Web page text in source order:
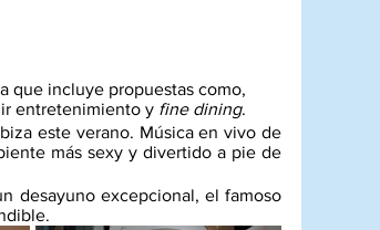
que incluye propuestas como,
entretenimiento y fine dining.
este verano. Música en vivo de
más sexy y divertido a pie de